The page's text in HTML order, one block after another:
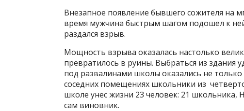
Внезапное появление бывшего сожителя на
время мужчина быстрым шагом подошел к
раздался взрыв.
Мощность взрыва оказалась настолько
превратилось в руины. Выбраться из здания
под развалинами школы оказались не
соседних помещениях школьники из
школе унес жизни 23 человек: 21 школьника,
сам виновник.